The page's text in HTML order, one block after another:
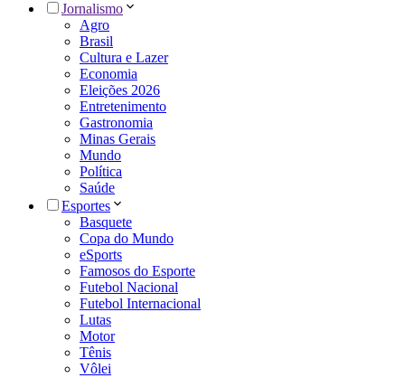
Jornalismo
Agro
Brasil
Cultura e Lazer
Economia
Eleições 2026
Entretenimento
Gastronomia
Minas Gerais
Mundo
Política
Saúde
Esportes
Basquete
Copa do Mundo
eSports
Famosos do Esporte
Futebol Nacional
Futebol Internacional
Lutas
Motor
Tênis
Vôlei